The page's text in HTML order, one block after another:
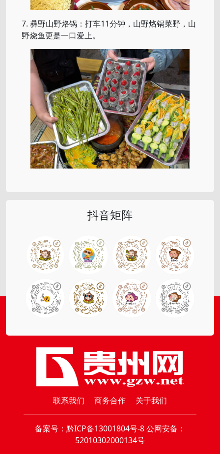
7. 彝野山野烙锅：打车11分钟，山野烙锅菜野，山
野烧鱼更是一口爱上。
抖音矩阵
联系我们 商务合作 关于我们
备案号： 黔ICP备13001804号-8 公网安备：
52010302000134号